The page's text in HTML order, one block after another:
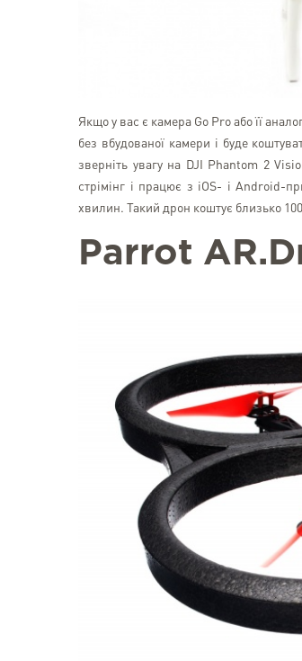
Якщо у вас є камера Go Pro або її
без вбудованої камери і буде
зверніть увагу на DJI Phantom 2
стрімінг і працює з iOS- і Android-
хвилин. Такий дрон коштує близько
Parrot AR.